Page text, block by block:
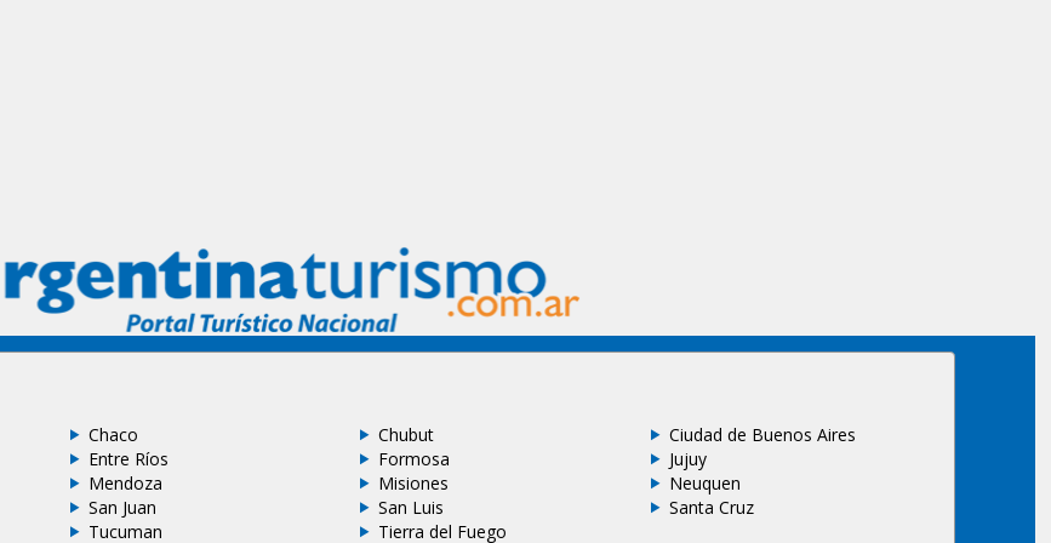
Chaco Chubut
Ciudad de Buenos Aires
Entre Ríos Formosa
Jujuy
Mendoza Misiones
Neuquen
San Juan San Luis
Santa Cruz
Tucuman Tierra del Fuego